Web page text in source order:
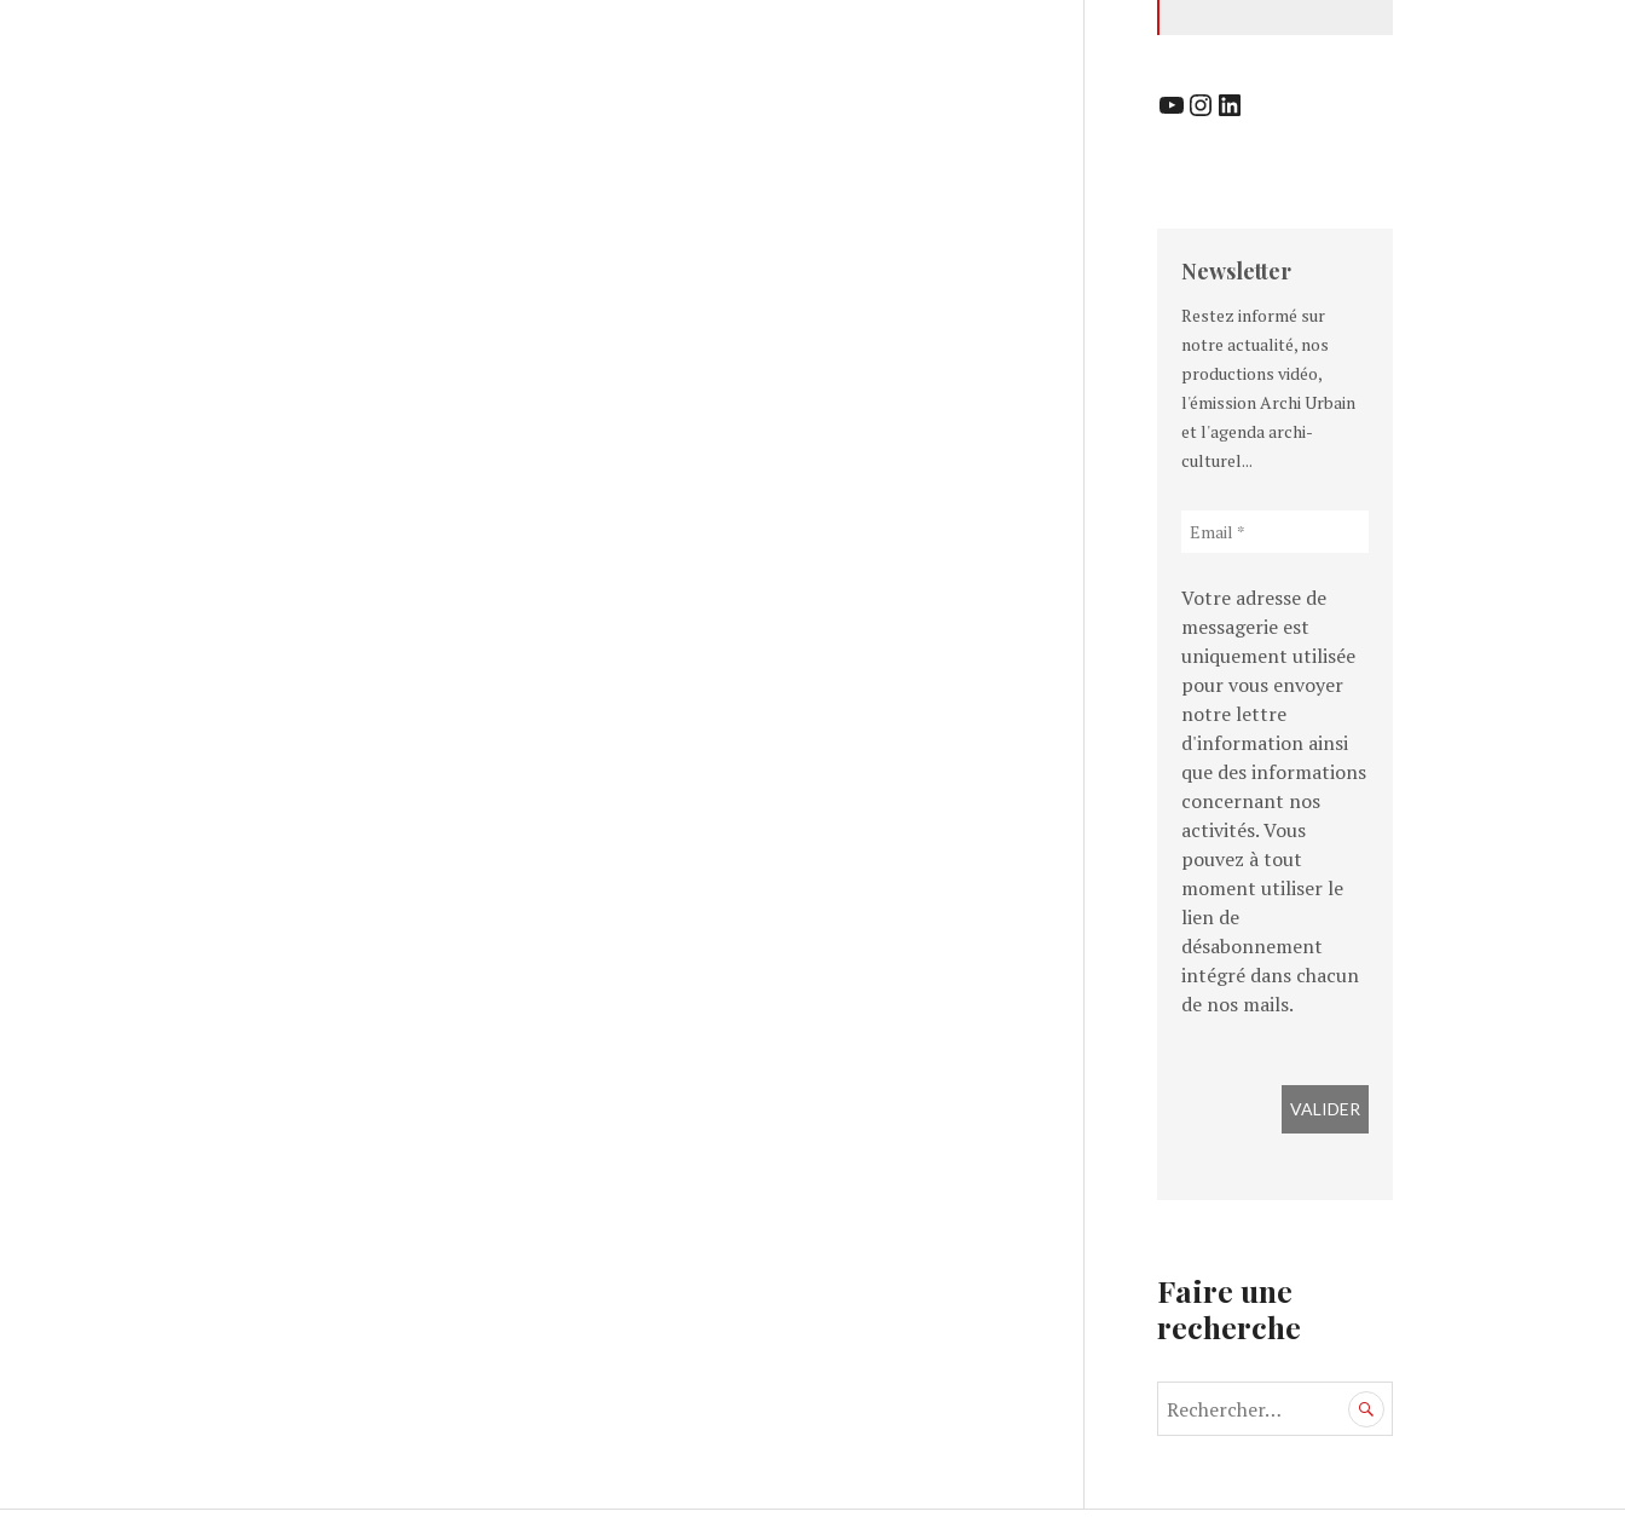
YouTube InstagramLinkedIn
Newsletter
Restez informé sur
notre actualité, nos
productions vidéo,
l'émission Archi Urbain
et l'agenda archi-
culturel...
Votre adresse de
messagerie est
uniquement utilisée
pour vous envoyer
notre lettre
d'information ainsi
que des informations
concernant nos
activités. Vous
pouvez à tout
moment utiliser le
lien de
désabonnement
intégré dans chacun
de nos mails.
Faire une
recherche
e